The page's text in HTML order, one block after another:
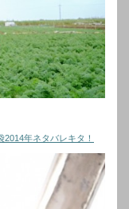
年ネタバレキタ！